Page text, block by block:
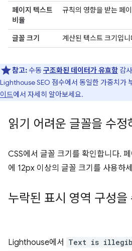
페이지 텍스트
비율
규칙의 영향을 받는 페
글꼴 크기 계산된 텍스트 크기입니
참고:수동 구조화된 데이터가 유효함 감
Lighthouse SEO 점수에서 동일한 가중치가
이드에서 자세히 알아보세요.
읽기 어려운 글꼴을 수정
CSS에서 글꼴 크기를 확인합니다.
에 12px 이상의 글꼴 크기를 사용하
누락된 표시 영역 구성을
Lighthouse에서
Text is